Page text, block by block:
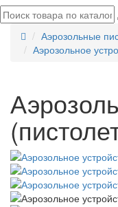
Аэрозольные
Аэрозольное